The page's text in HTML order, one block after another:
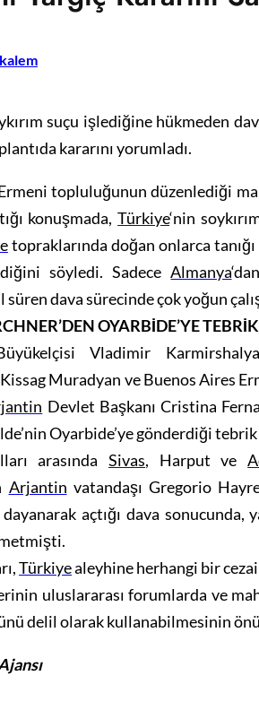
kalem
suçu işlediğine hükmeden
kararını yorumladı.
topluluğunun düzenlediği
konuşmada,Türkiye‘nin
topraklarında doğan onlarca
söyledi. SadeceAlmanya
süren dava sürecinde çok yoğun
OYARBİDE’YE
Vladimir
Muradyan ve Buenos Aires
Devlet Başkanı Cristina
Oyarbide’ye gönderdiği
arasındaSivas, Harput ve
Arjantin vatandaşı Gregorio
dayanarak açtığı dava sonucunda,
Türkiyealeyhine herhangi bir
uluslararası forumlarda ve
delil olarak kullanabilmesinin